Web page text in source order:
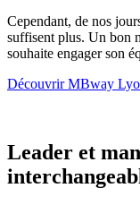
Cependant, de nos
suffisent plus. Un bon
souhaite engager son
Découvrir MBway
Leader et